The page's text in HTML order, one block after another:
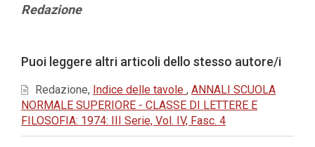
Contenuto
Redazione
dell'articolo
Puoi leggere altri articoli dello stesso autore/i
Redazione, Indice delle tavole , ANNALI SCUOLA
NORMALE SUPERIORE - CLASSE DI LETTERE E
FILOSOFIA: 1974: III Serie, Vol. IV, Fasc. 4